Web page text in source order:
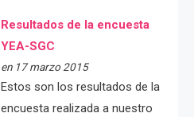
Resultados de la encuesta
YEA-SGC
en 17 marzo 2015
Estos son los resultados de la
encuesta realizada a nuestro